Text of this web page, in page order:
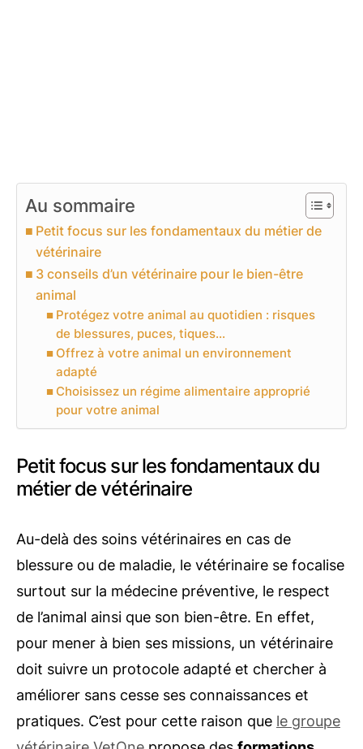
Au sommaire
Petit focus sur les fondamentaux du métier de
vétérinaire
3 conseils d’un vétérinaire pour le bien-être
animal
Protégez votre animal au quotidien : risques
de blessures, puces, tiques…
Offrez à votre animal un environnement
adapté
Choisissez un régime alimentaire approprié
pour votre animal
Petit focus sur les fondamentaux du
métier de vétérinaire
Au-delà des soins vétérinaires en cas de
blessure ou de maladie, le vétérinaire se focalise
surtout sur la médecine préventive, le respect
de l’animal ainsi que son bien-être. En effet,
pour mener à bien ses missions, un vétérinaire
doit suivre un protocole adapté et chercher à
améliorer sans cesse ses connaissances et
pratiques. C’est pour cette raison que le groupe